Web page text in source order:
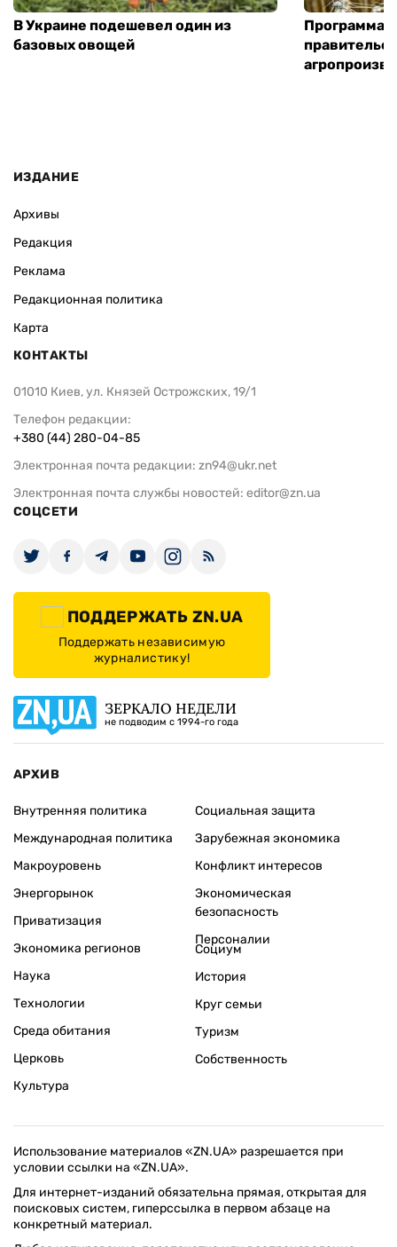
В Украине подешевел один из
базовых овощей
Программа
ИЗДАНИЕ
Архивы
Редакция
Реклама
Редакционная политика
Карта
КОНТАКТЫ
01010 Киев, ул. Князей Острожских, 19/1
Телефон редакции:
+380 (44) 280-04-85
Электронная почта редакции: zn94@ukr.net
Электронная почта службы новостей: editor@zn.ua
СОЦСЕТИ
ПОДДЕРЖАТЬ ZN.UA
Поддержать независимую
журналистику!
ЗЕРКАЛО НЕДЕЛИ
не подводим с 1994-го года
АРХИВ
Внутренняя политика
Международная политика
Макроуровень
Энергорынок
Приватизация
Экономика регионов
Социальная защита
Зарубежная экономика
Конфликт интересов
Экономическая
безопасность
Персоналии
Наука
Технологии
Среда обитания
Церковь
Культура
Социум
История
Круг семьи
Туризм
Собственность
Использование материалов «ZN.UA» разрешается при
условии ссылки на «ZN.UA».
Для интернет-изданий обязательна прямая, открытая для
поисковых систем, гиперссылка в первом абзаце на
конкретный материал.